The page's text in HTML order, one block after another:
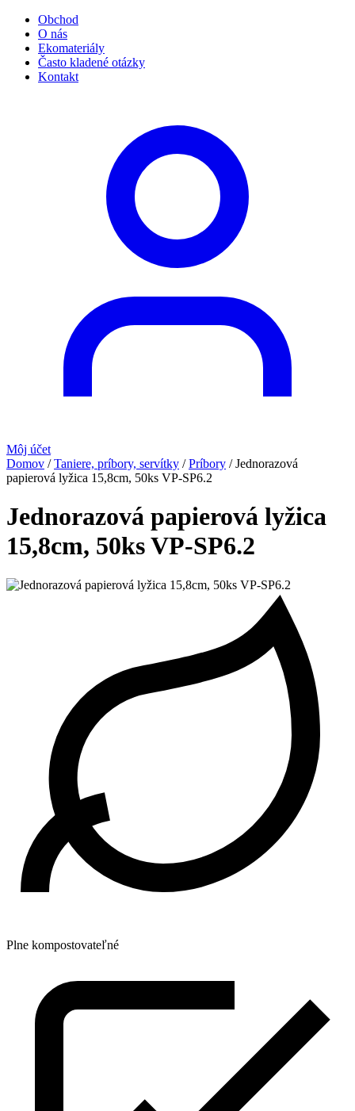
Obchod
O nás
Ekomateriály
Často kladené otázky
Kontakt
Môj účet
Domov /Taniere, príbory, servítky /Príbory /Jednorazová
papierová lyžica 15,8cm, 50ks VP-SP6.2
Jednorazová papierová lyžica
15,8cm, 50ks VP-SP6.2
Plne kompostovateľné